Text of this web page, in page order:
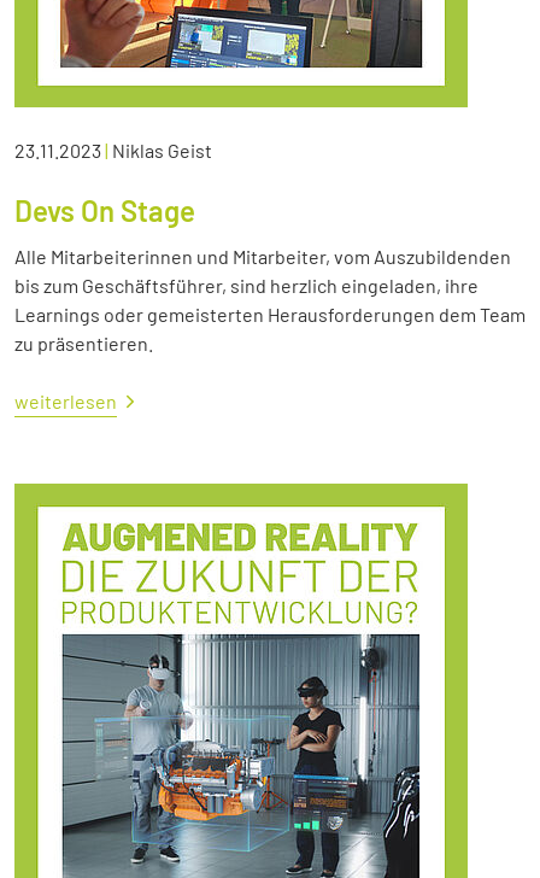
23.11.2023| Niklas Geist
Devs On Stage
Alle Mitarbeiterinnen und Mitarbeiter, vom Auszubildenden
bis zum Geschäftsführer, sind herzlich eingeladen, ihre
Learnings oder gemeisterten Herausforderungen dem Team
zu präsentieren.
weiterlesen